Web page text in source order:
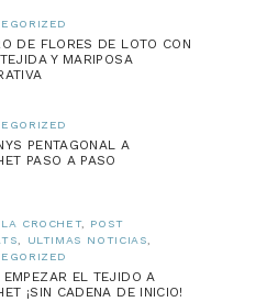
DE FLORES DE LOTO CON
Y MARIPOSA
PENTAGONAL A
PASO A PASO
CROCHET, POST
ULTIMAS NOTICIAS
EMPEZAR EL TEJIDO A
¡SIN CADENA DE INICIO!